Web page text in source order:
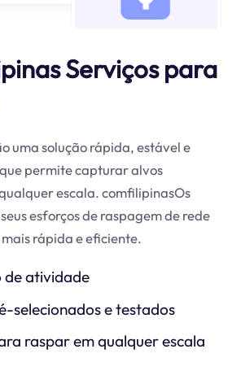
Serviços para
uma solução rápida, estável e
permite capturar alvos
escala. comfilipinasOs
esforços de raspagem de rede
rápida e eficiente.
atividade
selecionados e testados
raspar em qualquer escala